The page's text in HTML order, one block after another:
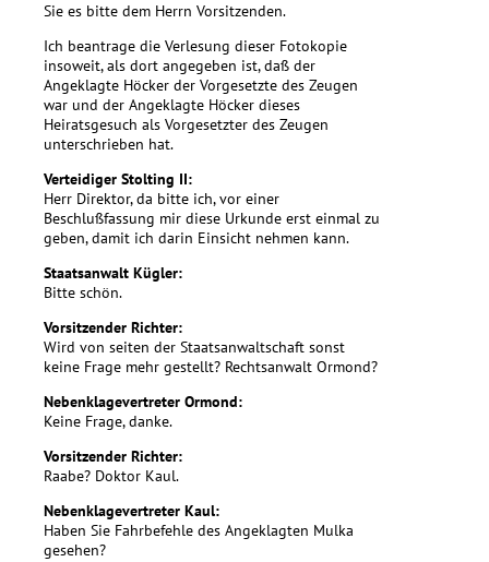
Sie es bitte dem Herrn Vorsitzenden.
Ich beantrage die Verlesung dieser Fotokopie
insoweit, als dort angegeben ist, daß der
Angeklagte Höcker der Vorgesetzte des Zeugen
war und der Angeklagte Höcker dieses
Heiratsgesuch als Vorgesetzter des Zeugen
unterschrieben hat.
Verteidiger Stolting II:
Herr Direktor, da bitte ich, vor einer
Beschlußfassung mir diese Urkunde erst einmal zu
geben, damit ich darin Einsicht nehmen kann.
Staatsanwalt Kügler:
Bitte schön.
Vorsitzender Richter:
Wird von seiten der Staatsanwaltschaft sonst
keine Frage mehr gestellt? Rechtsanwalt Ormond?
Nebenklagevertreter Ormond:
Keine Frage, danke.
Vorsitzender Richter:
Raabe? Doktor Kaul.
Nebenklagevertreter Kaul:
Haben Sie Fahrbefehle des Angeklagten Mulka
gesehen?